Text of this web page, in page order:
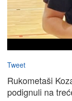
Tweet
Rukometaši
podignuli na